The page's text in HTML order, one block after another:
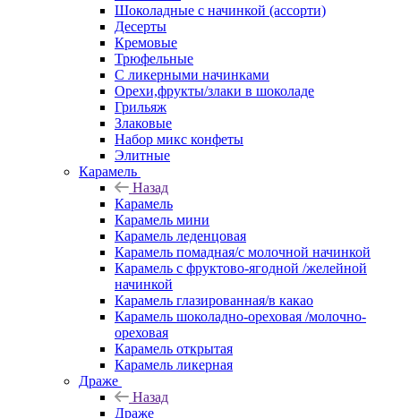
Шоколадные с начинкой (ассорти)
Десерты
Кремовые
Трюфельные
С ликерными начинками
Орехи,фрукты/злаки в шоколаде
Грильяж
Злаковые
Набор микс конфеты
Элитные
Карамель
Назад
Карамель
Карамель мини
Карамель леденцовая
Карамель помадная/с молочной начинкой
Карамель с фруктово-ягодной /желейной
начинкой
Карамель глазированная/в какао
Карамель шоколадно-ореховая /молочно-
ореховая
Карамель открытая
Карамель ликерная
Драже
Назад
Драже